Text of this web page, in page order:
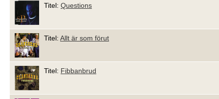
Titel: Questions
Titel: Allt är som förut
Titel: Fibbanbrud